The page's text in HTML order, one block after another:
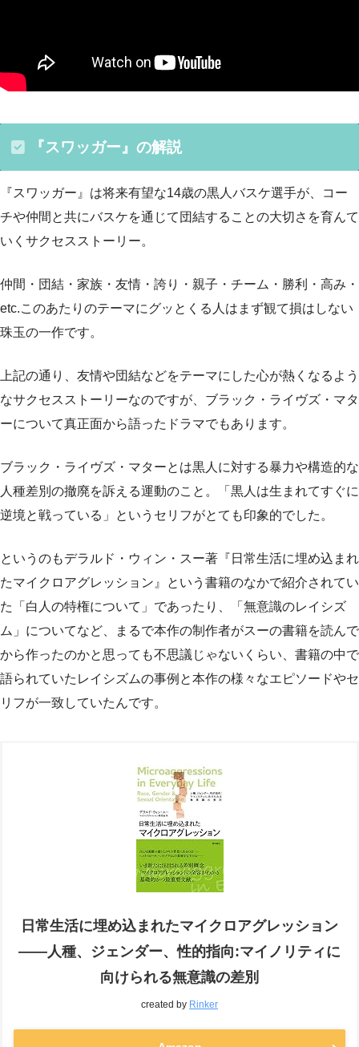
『スワッガー』の解説
『スワッガー』は将来有望な14歳の黒人バスケ選手が、コー
チや仲間と共にバスケを通じて団結することの大切さを育んて
いくサクセスストーリー。
仲間・団結・家族・友情・誇り・親子・チーム・勝利・高み・
etc.このあたりのテーマにグッとくる人はまず観て損はしない
珠玉の一作です。
上記の通り、友情や団結などをテーマにした心が熱くなるよう
なサクセスストーリーなのですが、ブラック・ライヴズ・マタ
ーについて真正面から語ったドラマでもあります。
ブラック・ライヴズ・マターとは黒人に対する暴力や構造的な
人種差別の撤廃を訴える運動のこと。「黒人は生まれてすぐに
逆境と戦っている」というセリフがとても印象的でした。
というのもデラルド・ウィン・スー著『日常生活に埋め込まれ
たマイクロアグレッション』という書籍のなかで紹介されてい
た「白人の特権について」であったり、「無意識のレイシズ
ム」についてなど、まるで本作の制作者がスーの書籍を読んで
から作ったのかと思っても不思議じゃないくらい、書籍の中で
語られていたレイシズムの事例と本作の様々なエピソードやセ
リフが一致していたんです。
日常生活に埋め込まれたマイクロアグレッション
――人種、ジェンダー、性的指向:マイノリティに
向けられる無意識の差別
created by Rinker